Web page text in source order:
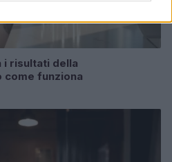
i risultati della
come funziona